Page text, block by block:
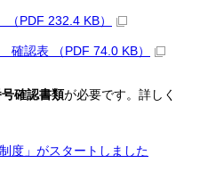
PDF 232.4 KB）
確認表 （PDF 74.0 KB）
確認書類が必要です。詳しく
度」がスタートしました